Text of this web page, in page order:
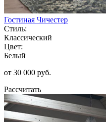
Гостиная Чичестер
Стиль:
Классический
Цвет:
Белый
от 30 000 руб.
Рассчитать